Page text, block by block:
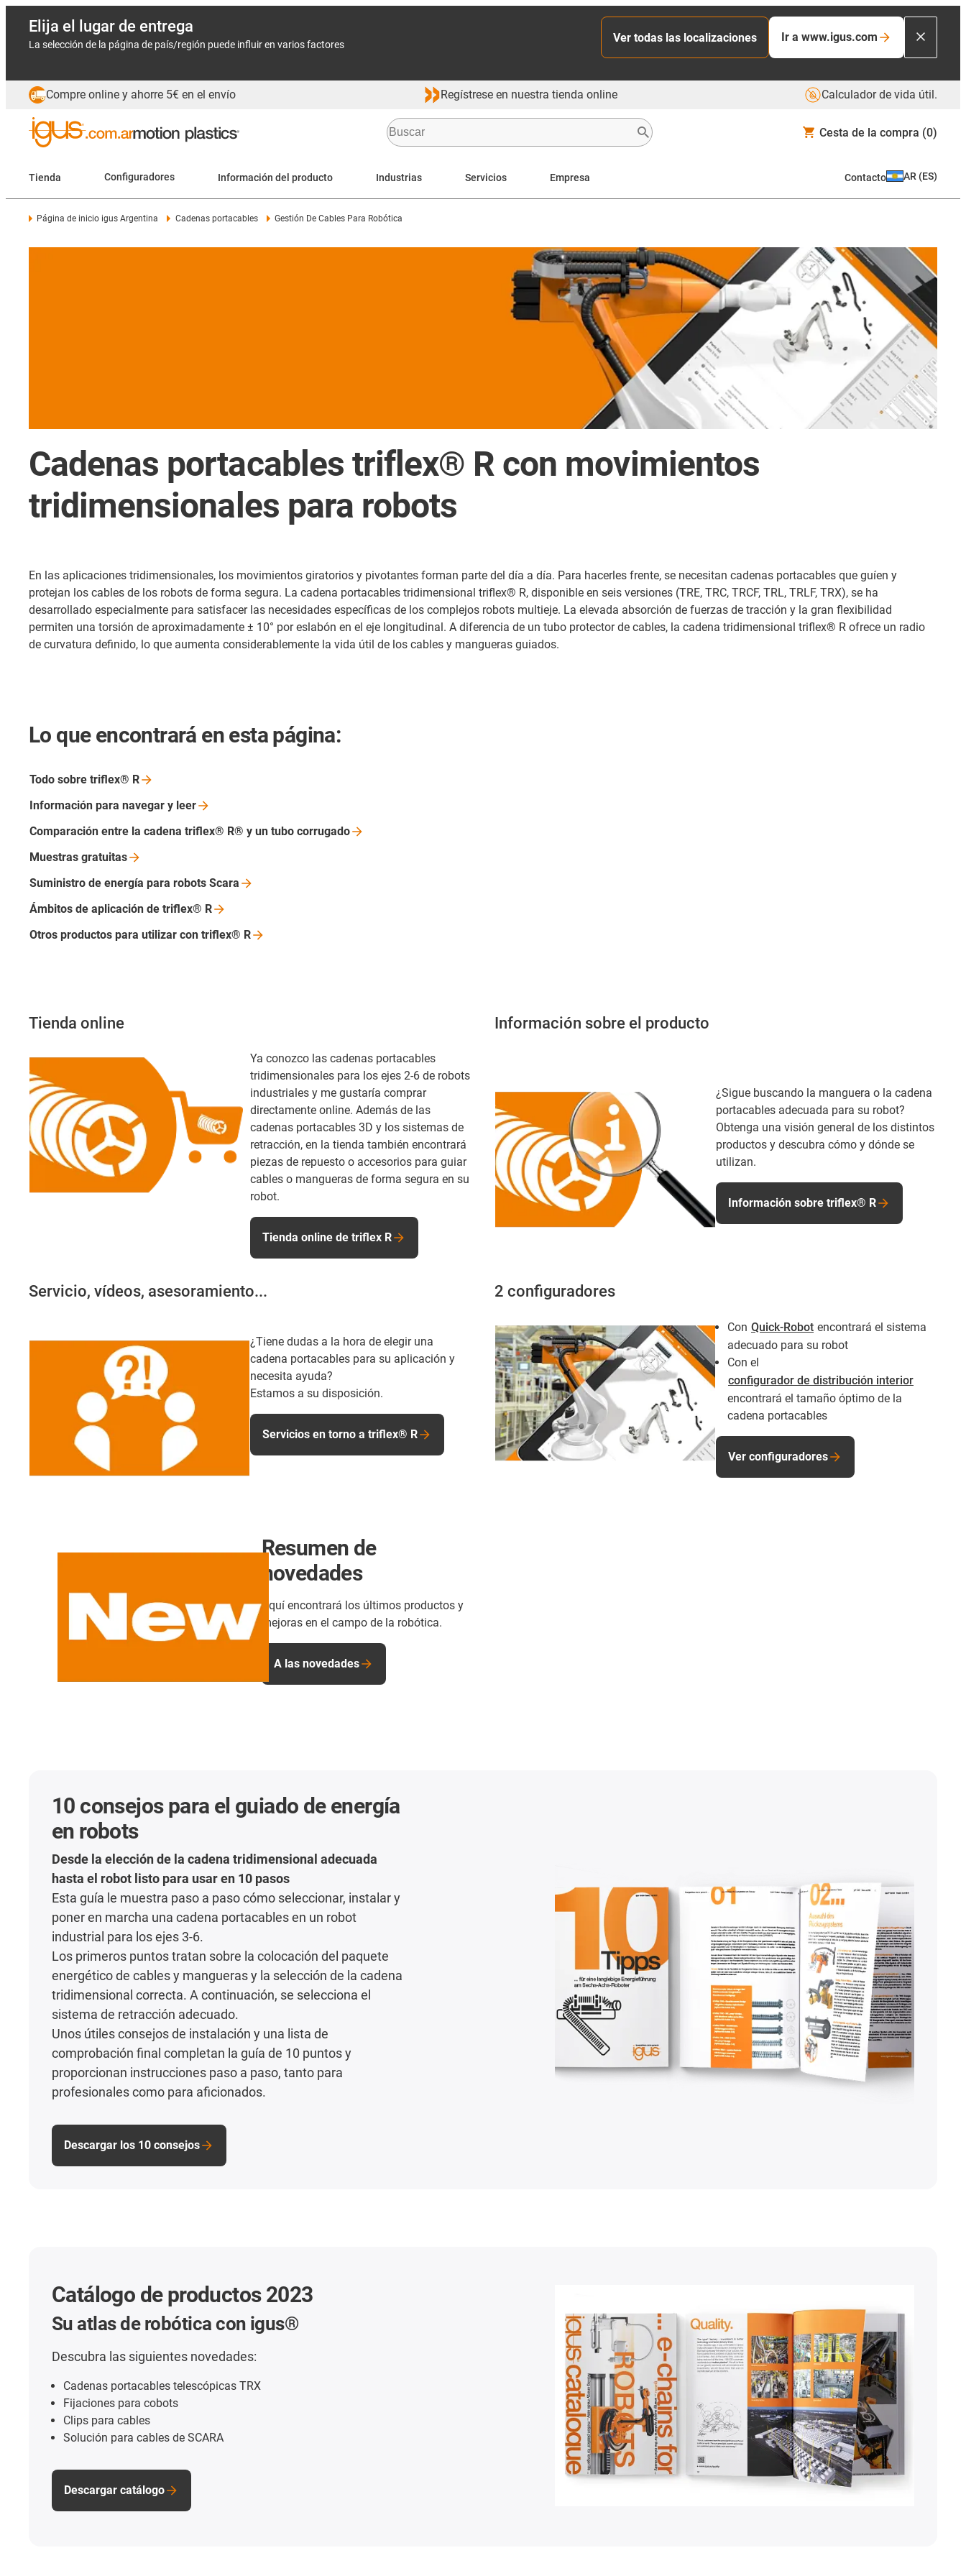
Elija el lugar de entrega
La selección de la página de país/región puede influir en varios factores
Ver todas las localizaciones Ir a www.igus.com
Compre online y ahorre 5€ en el envío Regístrese en nuestra tienda online Calculador de vida útil.
Cesta de la compra (0)
Tienda Configuradores Información del producto Industrias Servicios Empresa Contacto AR (ES)
Página de inicio igus Argentina Cadenas portacables Gestión De Cables Para Robótica
Cadenas portacables triflex® R con movimientos
tridimensionales para robots
En las aplicaciones tridimensionales, los movimientos giratorios y pivotantes forman parte del día a día. Para hacerles frente, se necesitan cadenas portacables que guíen y
protejan los cables de los robots de forma segura. La cadena portacables tridimensional triflex® R, disponible en seis versiones (TRE, TRC, TRCF, TRL, TRLF, TRX), se ha
desarrollado especialmente para satisfacer las necesidades específicas de los complejos robots multieje. La elevada absorción de fuerzas de tracción y la gran flexibilidad
permiten una torsión de aproximadamente ± 10° por eslabón en el eje longitudinal. A diferencia de un tubo protector de cables, la cadena tridimensional triflex® R ofrece un radio
de curvatura definido, lo que aumenta considerablemente la vida útil de los cables y mangueras guiados.
Lo que encontrará en esta página:
Todo sobre triflex® R
Información para navegar y leer
Comparación entre la cadena triflex® R® y un tubo corrugado
Muestras gratuitas
Suministro de energía para robots Scara
Ámbitos de aplicación de triflex® R
Otros productos para utilizar con triflex® R
Tienda online
Ya conozco las cadenas portacables
tridimensionales para los ejes 2-6 de robots
industriales y me gustaría comprar
directamente online. Además de las
cadenas portacables 3D y los sistemas de
retracción, en la tienda también encontrará
piezas de repuesto o accesorios para guiar
cables o mangueras de forma segura en su
robot.
Tienda online de triflex R
Información sobre el producto
¿Sigue buscando la manguera o la cadena
portacables adecuada para su robot?
Obtenga una visión general de los distintos
productos y descubra cómo y dónde se
utilizan.
Información sobre triflex® R
Servicio, vídeos, asesoramiento...
¿Tiene dudas a la hora de elegir una
cadena portacables para su aplicación y
necesita ayuda?
Estamos a su disposición.
Servicios en torno a triflex® R
2 configuradores
Con Quick-Robot encontrará el sistema
adecuado para su robot
Con el
configurador de distribución interior
encontrará el tamaño óptimo de la
cadena portacables
Ver configuradores
Resumen de
novedades
Aquí encontrará los últimos productos y
mejoras en el campo de la robótica.
A las novedades
10 consejos para el guiado de energía
en robots
Desde la elección de la cadena tridimensional adecuada
hasta el robot listo para usar en 10 pasos
Esta guía le muestra paso a paso cómo seleccionar, instalar y
poner en marcha una cadena portacables en un robot
industrial para los ejes 3-6.
Los primeros puntos tratan sobre la colocación del paquete
energético de cables y mangueras y la selección de la cadena
tridimensional correcta. A continuación, se selecciona el
sistema de retracción adecuado.
Unos útiles consejos de instalación y una lista de
comprobación final completan la guía de 10 puntos y
proporcionan instrucciones paso a paso, tanto para
profesionales como para aficionados.
Descargar los 10 consejos
Catálogo de productos 2023
Su atlas de robótica con igus®
Descubra las siguientes novedades:
Cadenas portacables telescópicas TRX
Fijaciones para cobots
Clips para cables
Solución para cables de SCARA
Descargar catálogo